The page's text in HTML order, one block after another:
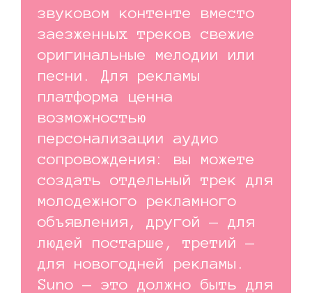
звуковом контенте вместо
заезженных треков свежие
оригинальные мелодии или
песни. Для рекламы
платформа ценна
возможностью
персонализации аудио
сопровождения: вы можете
создать отдельный трек для
молодежного рекламного
объявления, другой — для
людей постарше, третий —
для новогодней рекламы.
Suno — это должно быть для